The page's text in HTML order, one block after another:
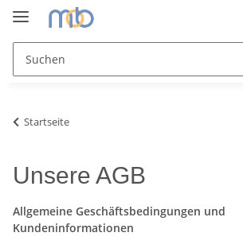
Startseite
Unsere AGB
Allgemeine Geschäftsbedingungen und
Kundeninformationen